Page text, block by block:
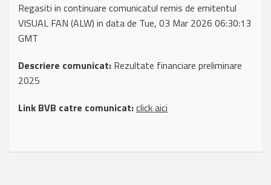
Regasiti in continuare comunicatul remis de emitentul
VISUAL FAN (ALW) in data de Tue, 03 Mar 2026 06:30:13
GMT
Descriere comunicat: Rezultate financiare preliminare
2025
Link BVB catre comunicat:click aici